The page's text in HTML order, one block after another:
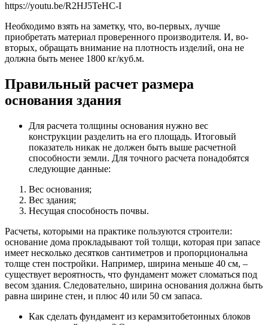
https://youtu.be/R2HJ5TeHC-I
Необходимо взять на заметку, что, во-первых, лучше
приобретать материал проверенного производителя. И, во-
вторых, обращать внимание на плотность изделий, она не
должна быть менее 1800 кг/куб.м.
Правильный расчет размера
основания здания
Для расчета толщины основания нужно вес
конструкции разделить на его площадь. Итоговый
показатель никак не должен быть выше расчетной
способности земли. Для точного расчета понадобятся
следующие данные:
Вес основания;
Вес здания;
Несущая способность почвы.
Расчеты, которыми на практике пользуются строители:
основание дома прокладывают той толщи, которая при запасе
имеет несколько десятков сантиметров и пропорциональна
толще стен постройки. Например, ширина меньше 40 см, –
существует вероятность, что фундамент может сломаться под
весом здания. Следовательно, ширина основания должна быть
равна ширине стен, и плюс 40 или 50 см запаса.
Как сделать фундамент из керамзитобетонных блоков